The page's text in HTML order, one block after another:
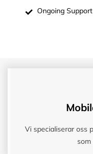
Ongoing Support
Vi specialiserar oss